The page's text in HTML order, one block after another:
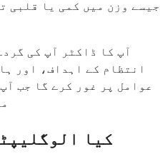
جیسے وزن میں کمی یا قلبی
آپ کا ڈاکٹر آپ کی
انتظام کے اہداف، اور
عوامل پر غور کرے گا جب
کیا